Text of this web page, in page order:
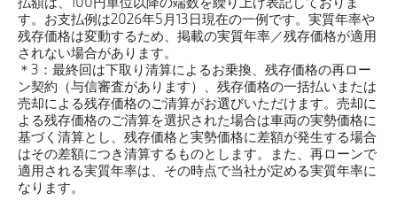
す。お支払例は2026年5月13日現在の一例です。実質年率や
残存価格は変動するため、掲載の実質年率／残存価格が適用
されない場合があります。
＊3：最終回は下取り清算によるお乗換、残存価格の再ロー
ン契約（与信審査があります）、残存価格の一括払いまたは
売却による残存価格のご清算がお選びいただけます。売却に
よる残存価格のご清算を選択された場合は車両の実勢価格に
基づく清算とし、残存価格と実勢価格に差額が発生する場合
はその差額につき清算するものとします。また、再ローンで
適用される実質年率は、その時点で当社が定める実質年率に
なります。